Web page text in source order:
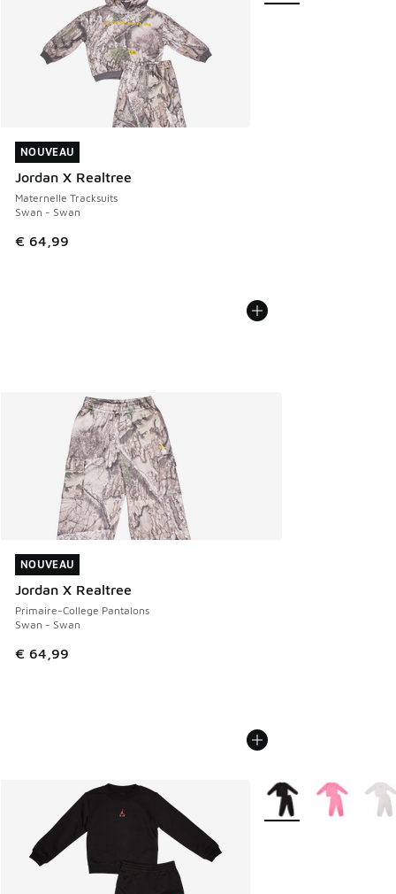
NOUVEAU
Jordan X Realtree
Maternelle Tracksuits
Swan - Swan
€ 64,99
NOUVEAU
NOUVEAU
Jordan X Realtree
Primaire-College Pantalons
Swan - Swan
€ 64,99
NOUVEAU
Plus de couleurs